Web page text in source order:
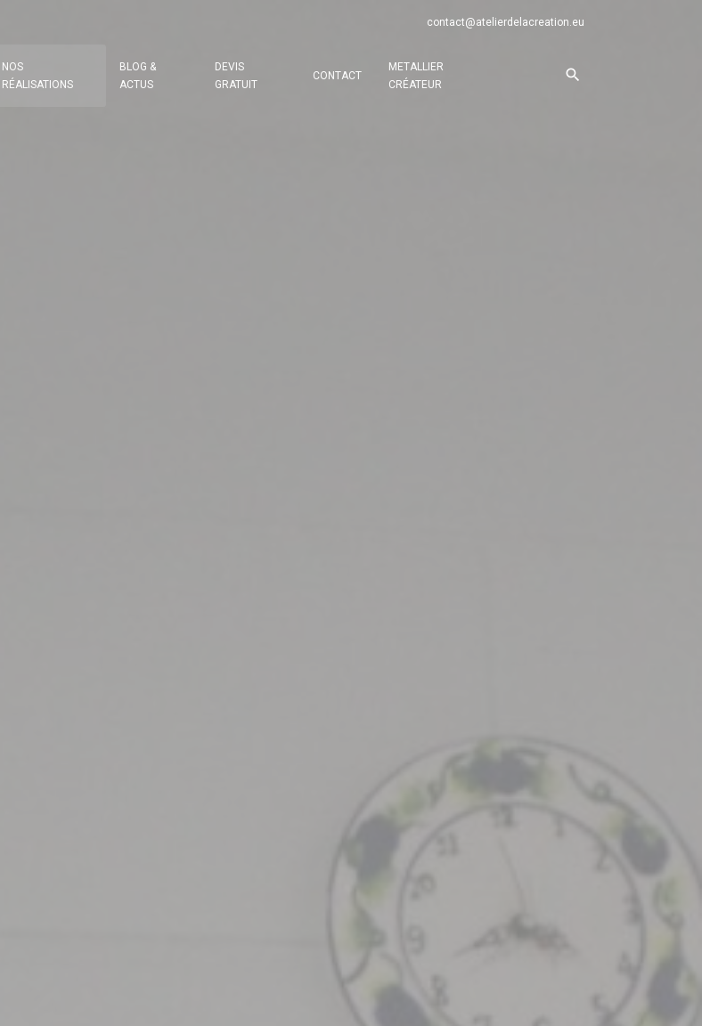
contact@atelierdelacreation.eu
NOS
RÉALISATIONS
BLOG &
ACTUS
DEVIS
GRATUIT
CONTACT
METALLIER
CRÉATEUR